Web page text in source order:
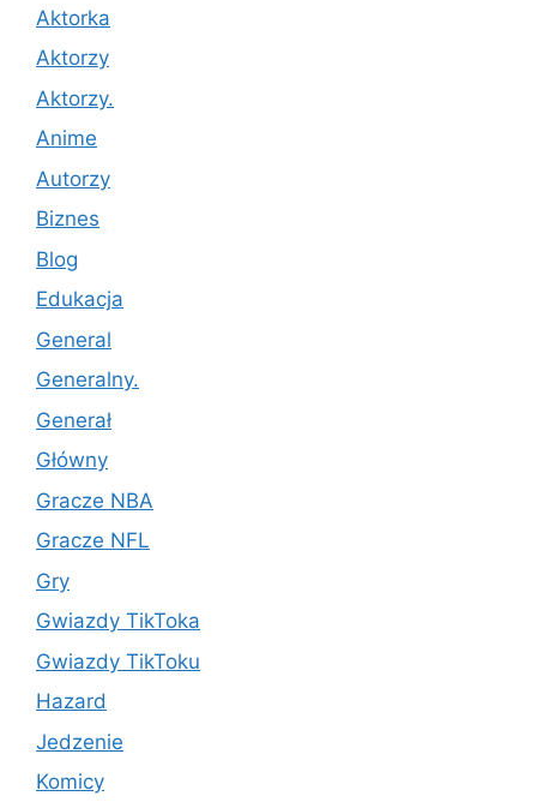
Aktorka
Aktorzy
Aktorzy.
Anime
Autorzy
Biznes
Blog
Edukacja
General
Generalny.
Generał
Główny
Gracze NBA
Gracze NFL
Gry
Gwiazdy TikToka
Gwiazdy TikToku
Hazard
Jedzenie
Komicy